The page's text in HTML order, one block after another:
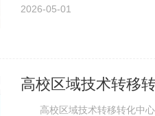
2026-05-01
高校区域技术转移
高校区域技术转移转化中